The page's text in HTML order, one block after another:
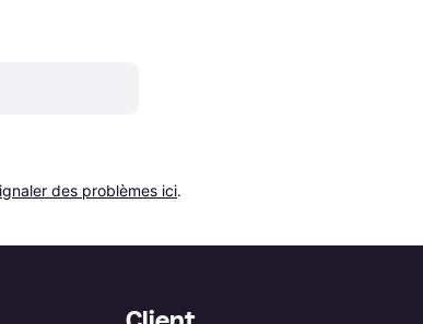
des problèmes ici.